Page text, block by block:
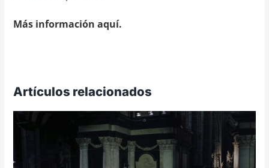
Más información aquí.
Artículos relacionados